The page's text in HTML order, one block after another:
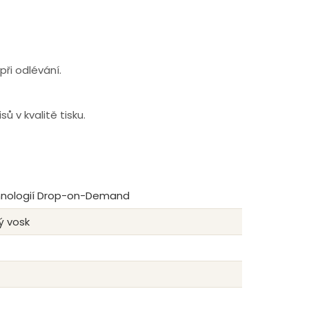
odlévání.
v kvalitě tisku.
Drop-on-Demand
vosk